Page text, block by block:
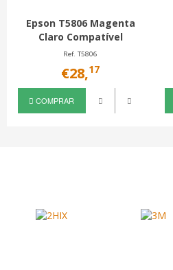
Epson T5806 Magenta
Claro Compatível
Ref. T5806
€28,17
COMPRAR